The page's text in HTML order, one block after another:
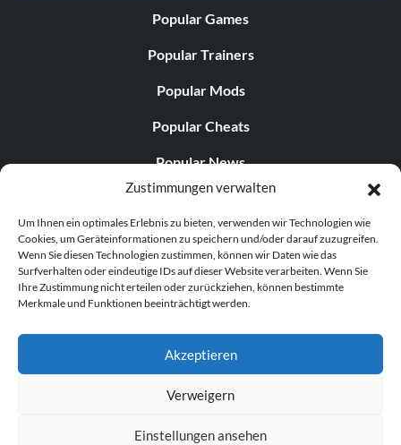
Zustimmungen verwalten
Um Ihnen ein optimales Erlebnis zu bieten, verwenden wir Technologien wie
Cookies, um Geräteinformationen zu speichern und/oder darauf zuzugreifen.
Wenn Sie diesen Technologien zustimmen, können wir Daten wie das
Surfverhalten oder eindeutige IDs auf dieser Website verarbeiten. Wenn Sie
Ihre Zustimmung nicht erteilen oder zurückziehen, können bestimmte
Merkmale und Funktionen beeinträchtigt werden.
Akzeptieren
Verweigern
Einstellungen ansehen
Popular Games
Popular Trainers
Popular Mods
Popular Cheats
Popular News
Popular Editorials
Popular Free Games
LATEST UPDATES
© 1998–2026 MegaGames.com All rights reserved